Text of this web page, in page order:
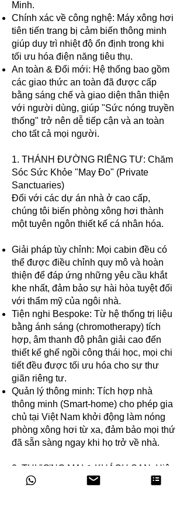
Minh.
Chính xác về công nghệ: Máy xông hơi
tiên tiến trang bị cảm biến thông minh
giúp duy trì nhiệt độ ổn định trong khi
tối ưu hóa điện năng tiêu thụ.
An toàn & Đổi mới: Hệ thống bao gồm
các giao thức an toàn đã được cấp
bằng sáng chế và giao diện thân thiện
với người dùng, giúp "Sức nóng truyền
thống" trở nên dễ tiếp cận và an toàn
cho tất cả mọi người.
1. THÁNH ĐƯỜNG RIÊNG TƯ: Chăm
Sóc Sức Khỏe "May Đo" (Private
Sanctuaries)
Đối với các dự án nhà ở cao cấp,
chúng tôi biến phòng xông hơi thành
một tuyên ngôn thiết kế cá nhân hóa.
Giải pháp tùy chỉnh: Mọi cabin đều có
thể được điều chỉnh quy mô và hoàn
thiện để đáp ứng những yêu cầu khắt
khe nhất, đảm bảo sự hài hòa tuyệt đối
với thẩm mỹ của ngôi nhà.
Tiện nghi Bespoke: Từ hệ thống trị liệu
bằng ánh sáng (chromotherapy) tích
hợp, âm thanh độ phân giải cao đến
thiết kế ghế ngồi công thái học, mọi chi
tiết đều được tối ưu hóa cho sự thư
giãn riêng tư.
Quản lý thông minh: Tích hợp nhà
thông minh (Smart-home) cho phép gia
chủ tại Việt Nam khởi động làm nóng
phòng xông hơi từ xa, đảm bảo mọi thứ
đã sẵn sàng ngay khi họ trở về nhà.
2. THƯƠNG MẠI & KHÁCH SẠN: Hiệu
Suất Cao & Bền Bỉ (Commercial &